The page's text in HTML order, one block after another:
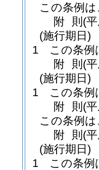
この条例
附 則 (
(施行期日)
1
この条例
附 則 (
(施行期日)
1
この条例
附 則 (
この条例
附 則 (
(施行期日)
1
この条例